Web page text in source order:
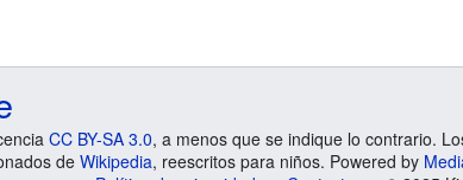
CC BY-SA 3.0, a menos que se indique lo contrario.
de Wikipedia, reescritos para niños. Powered by